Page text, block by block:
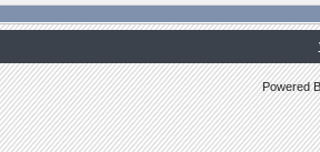
Powered